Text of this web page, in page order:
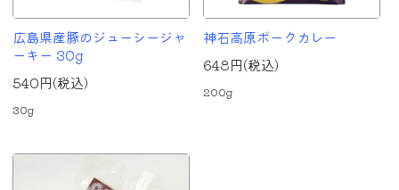
広島県産豚のジューシージャ
ーキー 30g
540円(税込)
30g
神石高原ポークカレー
648円(税込)
200g